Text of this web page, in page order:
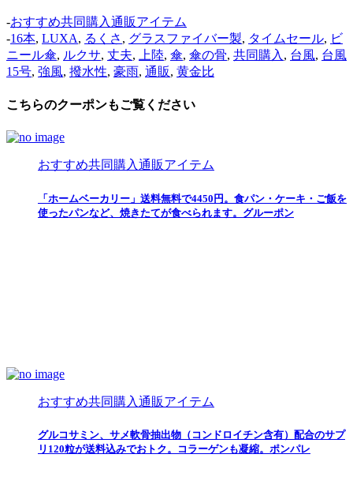
-おすすめ共同購入通販アイテム
-16本, LUXA, るくさ , グラスファイバー製, タイムセール, ビ
ニール傘, ルクサ, 丈夫, 上陸, 傘, 傘の骨, 共同購入 , 台風, 台風
15号, 強風, 撥水性, 豪雨, 通販, 黄金比
こちらのクーポンもご覧ください
おすすめ共同購入通販アイテム
「ホームベーカリー」送料無料で4450円。食パン・ケーキ・ご飯を
使ったパンなど、焼きたてが食べられます。グルーポン
おすすめ共同購入通販アイテム
グルコサミン、サメ軟骨抽出物（コンドロイチン含有）配合のサプ
リ120粒が送料込みでおトク。コラーゲンも凝縮。ポンパレ